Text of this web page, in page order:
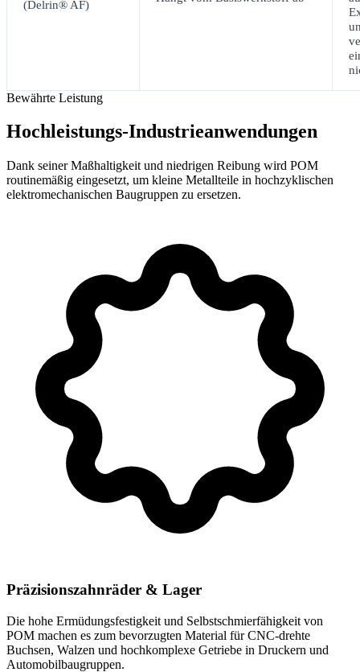
(Delrin® AF)
Bewährte Leistung
Hochleistungs-Industrieanwendungen
Dank seiner Maßhaltigkeit und niedrigen Reibung wird POM
routinemäßig eingesetzt, um kleine Metallteile in hochzyklischen
elektromechanischen Baugruppen zu ersetzen.
Präzisionszahnräder & Lager
Die hohe Ermüdungsfestigkeit und Selbstschmierfähigkeit von
POM machen es zum bevorzugten Material für CNC-drehte
Buchsen, Walzen und hochkomplexe Getriebe in Druckern und
Automobilbaugruppen.